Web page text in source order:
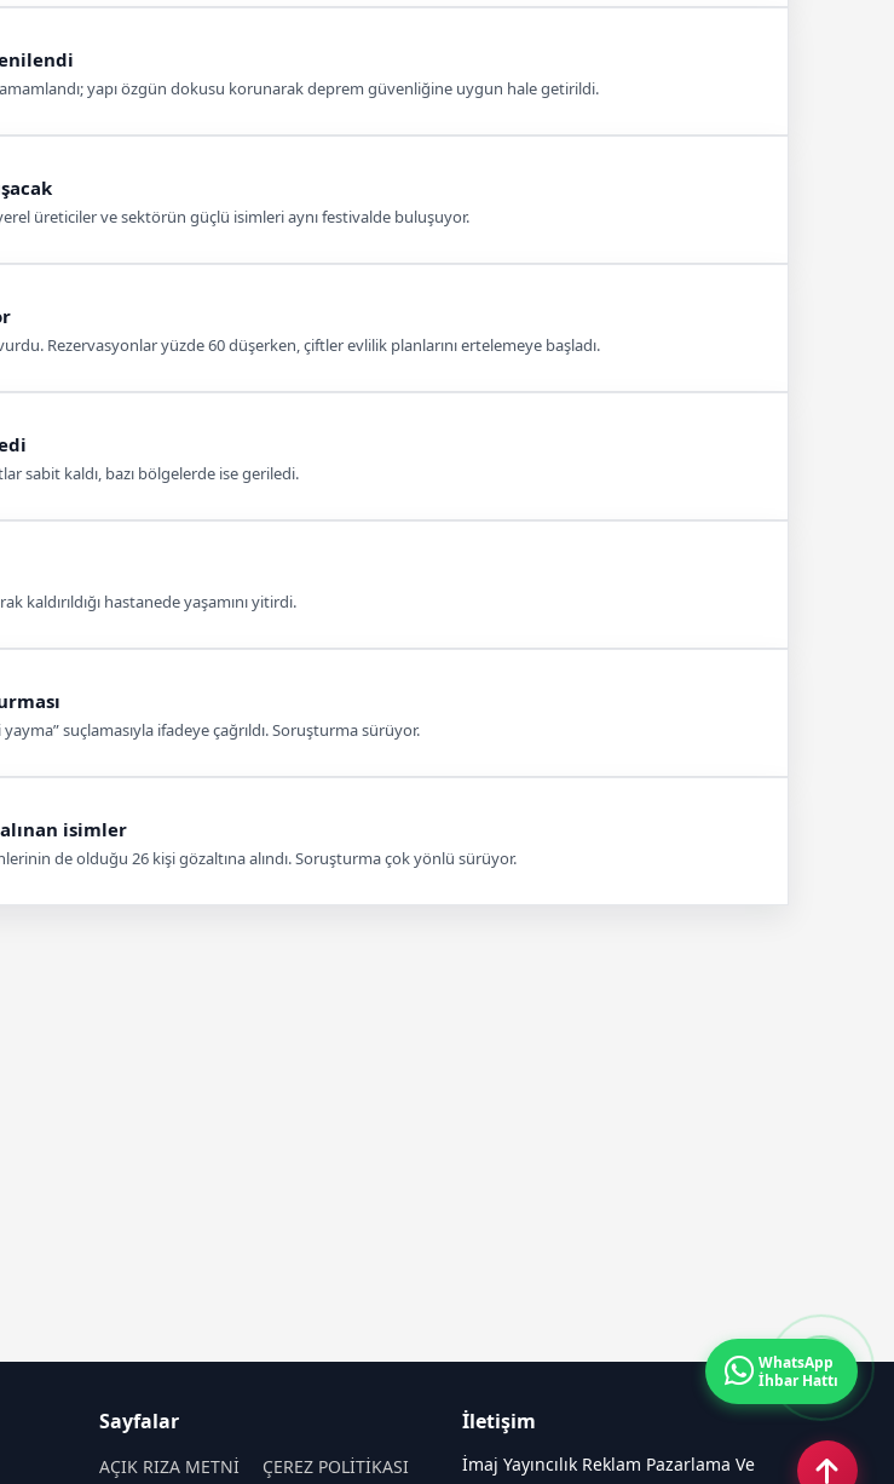
yapı özgün dokusu korunarak deprem güvenliğine uygun hale getirildi.
üreticiler ve sektörün güçlü isimleri aynı festivalde buluşuyor.
Rezervasyonlar yüzde 60 düşerken, çiftler evlilik planlarını ertelemeye başladı.
sabit kaldı, bazı bölgelerde ise geriledi.
kaldırıldığı hastanede yaşamını yitirdi.
suçlamasıyla ifadeye çağrıldı. Soruşturma sürüyor.
isimler
de olduğu 26 kişi gözaltına alındı. Soruşturma çok yönlü sürüyor.
Sayfalar
AÇIK RIZA METNİ ÇEREZ POLİTİKASI
İletişim
İmaj Yayıncılık Reklam Pazarlama Ve
WhatsApp
İhbar Hattı